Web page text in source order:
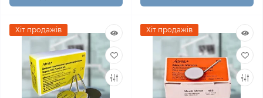
Хіт продажів Хіт продажів